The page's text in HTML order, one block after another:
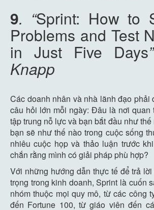
9. “Sprint: How to
Problems and Test
in Just Five Days
Knapp
Các doanh nhân và nhà lãnh đạo phải
câu hỏi lớn mỗi ngày: Đâu là nơi quan
tập trung nỗ lực và bạn bắt đầu như
bạn sẽ như thế nào trong cuộc sống
nhiêu cuộc họp và thảo luận trước
chắn rằng mình có giải pháp phù hợp?
Với những hướng dẫn thực tế để trả
trọng trong kinh doanh, Sprint là cuốn
nhóm thuộc mọi quy mô, từ các công
đến Fortune 100, từ giáo viên đến